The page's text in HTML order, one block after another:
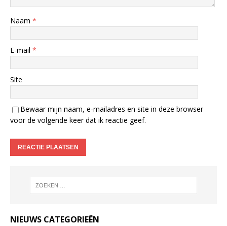
Naam *
E-mail *
Site
Bewaar mijn naam, e-mailadres en site in deze browser
voor de volgende keer dat ik reactie geef.
NIEUWS CATEGORIEËN